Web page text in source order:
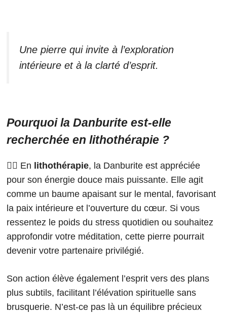
Une pierre qui invite à l’exploration
intérieure et à la clarté d’esprit.
Pourquoi la Danburite est-elle
recherchée en lithothérapie ?
🧘‍♀️ En lithothérapie, la Danburite est appréciée
pour son énergie douce mais puissante. Elle agit
comme un baume apaisant sur le mental, favorisant
la paix intérieure et l’ouverture du cœur. Si vous
ressentez le poids du stress quotidien ou souhaitez
approfondir votre méditation, cette pierre pourrait
devenir votre partenaire privilégié.
Son action élève également l’esprit vers des plans
plus subtils, facilitant l’élévation spirituelle sans
brusquerie. N’est-ce pas là un équilibre précieux